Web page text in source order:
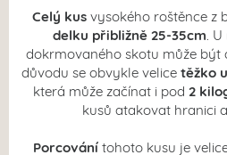
Celý kus vysokého roštěnce z
delku přibližně 25-35cm. U
dokrmovaného skotu může být
důvodu se obvykle velice těžko
která může začínat i pod 2
kusů atakovat hranici
Porcovánítohoto kusu je